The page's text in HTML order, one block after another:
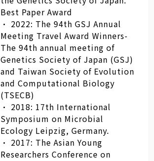
Best Paper Award
• 2022: The 94th GSJ Annual
Meeting Travel Award Winners-
The 94th annual meeting of
Genetics Society of Japan (GSJ)
and Taiwan Society of Evolution
and Computational Biology
(TSECB)
• 2018: 17th International
Symposium on Microbial
Ecology Leipzig, Germany.
• 2017: The Asian Young
Researchers Conference on